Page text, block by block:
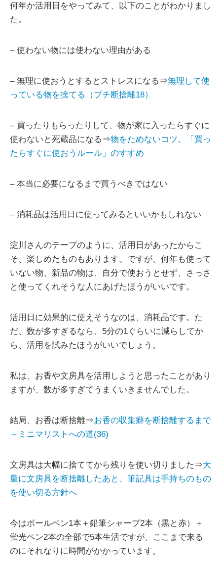
何年か活用日をやってみて、以下のことがわかりまし
た。
– 使わない物には使わない理由がある
– 無理に使おうとするとストレスになる⇒無理して使
っている物を捨てる（プチ断捨離18）
– 買ったりもらったりして、物が家に入ったらすぐに
使わないと死蔵品になる⇒物をためないコツ。「買っ
たらすぐに使おうルール」のすすめ
– 本当に必要になるまで買うべきではない
– 消耗品は活用日に使ってみるといいかもしれない
淀川さんのテープのように、活用日があったからこ
そ、楽しめたものもあります。ですが、何年も使って
いない物、新品の物は、自分で使おうとせず、さっさ
と使ってくれそうな人にあげたほうがいいです。
活用日に効果的に使えそうなのは、消耗品です。た
だ、数が多すぎるなら、5分の1ぐらいに減らしてか
ら、活用を試みたほうがいいでしょう。
私は、お香や文房具を活用しようと思ったことがあり
ますが、数が多すぎてうまくいきませんでした。
結局、お香は断捨離⇒お香の収集癖を断捨離するまで
～ミニマリストへの道(36)
文房具は大幅に捨ててから残りを使い切りました⇒大
量に文房具を断捨離したあと、筆記具は手持ちのもの
を使い切る方針へ
今はボールペン1本＋鉛筆シャープ2本（黒と赤）＋
蛍光ペン2本の全部で5本生活ですが、ここまで来る
のにそれなりに時間がかかっています。